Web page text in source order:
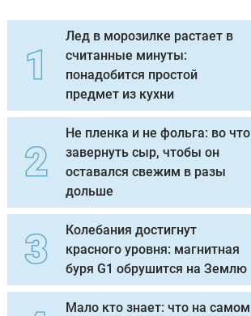
Лед в морозилке растает в
считанные минуты:
понадобится простой
предмет из кухни
Не пленка и не фольга: во что
завернуть сыр, чтобы он
оставался свежим в разы
дольше
Колебания достигнут
красного уровня: магнитная
буря G1 обрушится на Землю
Мало кто знает: что на самом